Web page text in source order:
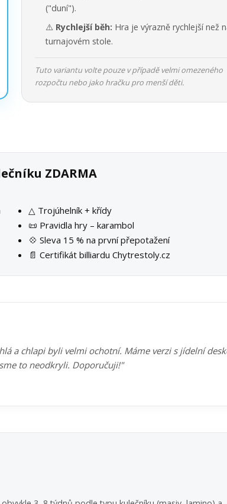
("duní").
⚠️ Rychlejší běh: Hra je výrazně rychlejší než
turnajovém stole.
Tuto variantu volte pouze v případě velmi omezeného
rozpočtu nebo jako hračku pro menší děti.
ZDARMA
△ Trojúhelník + křídy
📜 Pravidla hry – karambol
💠 Sleva 15 % na první přepotažení
📄 Certifikát billiardu Chytrestoly.cz
a chlapi byli velmi ochotní. Máme verzi s jídelní
to neodkryli. Doporučuji!"